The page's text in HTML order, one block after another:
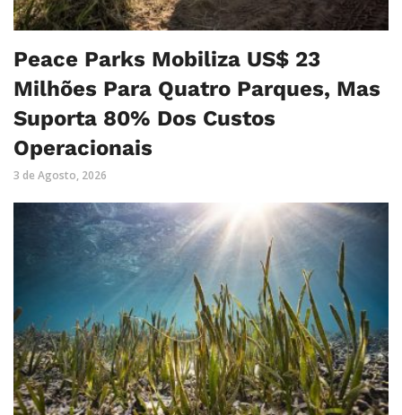
Peace Parks Mobiliza US$ 23
Milhões Para Quatro Parques, Mas
Suporta 80% Dos Custos
Operacionais
3 de Agosto, 2026